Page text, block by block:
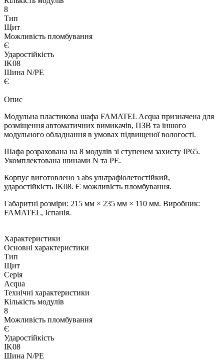
8
Тип
Щит
Можливість пломбування
Є
Ударостійкість
IK08
Шина N/PE
Є
Опис
Модульна пластикова шафа FAMATEL Acqua призначена для
розміщення автоматичних вимикачів, ПЗВ та іншого
модульного обладнання в умовах підвищеної вологості.
Шафа розрахована на 8 модулів зі ступенем захисту IP65.
Укомплектована шинами N та PE.
Корпус виготовлено з abs ультрафіолетостійкий,
ударостійкість IK08. Є можливість пломбування.
Габаритні розміри: 215 мм × 235 мм × 110 мм. Виробник:
FAMATEL, Іспанія.
Характеристики
Основні характеристики
Тип
Щит
Серія
Acqua
Технічні характеристики
Кількість модулів
8
Можливість пломбування
Є
Ударостійкість
IK08
Шина N/PE